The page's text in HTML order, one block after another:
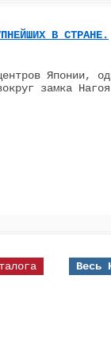
В СТРАНЕ.
Японии,
замка
Весь